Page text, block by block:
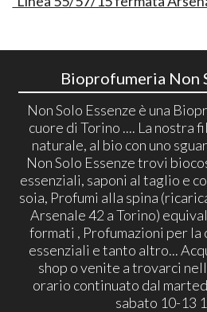
Bioprofumeria Non
Non Solo Essenze è una
cuore di Torino .... La nostra
naturale, al bio con uno
Non Solo Essenze trovi
essenziali, saponi al taglio e
soia, Profumi alla spina
Arsenale 42 a Torino)
formati , Profumazioni per la
essenziali e tanto altro...
shop o venite a trovarci
orario continuato dal
sabato 10-13